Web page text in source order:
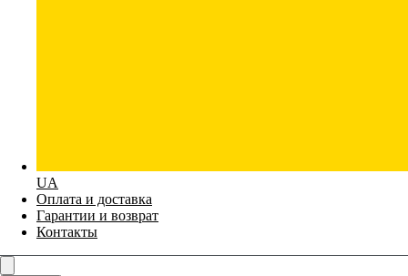
UA
Оплата и доставка
Гарантии и возврат
Контакты